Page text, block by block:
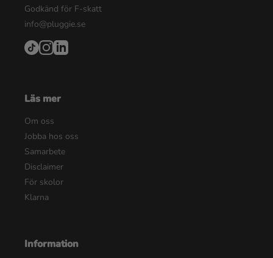
Godkänd för F-skatt
info@pluggie.se
Läs mer
Om oss
Jobba hos oss
Samarbete
Disclaimer
För skolor
Klarna
Information